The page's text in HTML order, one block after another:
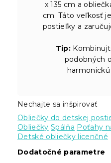
x 135 cm a
cm. Táto veľkosť
postieľky a
Tip:
podobných
Nechajte sa inšpirovať
Obliečky do detskej
Obliečky Spálňa Poťahy
Detské obliečky licenčné
Dodatočné parametre